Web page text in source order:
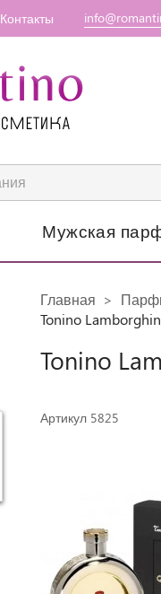
Контакты
Мужская
Главная
Tonino
Tonino
Артикул 5825